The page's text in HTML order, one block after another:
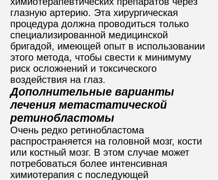
глазную артерию. Эта хирургическая
процедура должна проводиться только
специализированной медицинской
бригадой, имеющей опыт в использовании
этого метода, чтобы свести к минимуму
риск осложнений и токсического
воздействия на глаз.
Дополнительные варианты
лечения метастатической
ретинобластомы
Очень редко ретинобластома
распространяется на головной мозг, кости
или костный мозг. В этом случае может
потребоваться более интенсивная